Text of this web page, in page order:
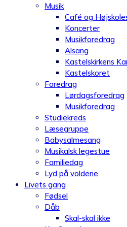
Musik
Café og
Koncerter
Musikforedrag
Alsang
Kastelskirkens
Kastelskoret
Foredrag
Lørdagsforedrag
Musikforedrag
Studiekreds
Læsegruppe
Babysalmesang
Musikalsk legestue
Familiedag
Lyd på voldene
Livets gang
Fødsel
Dåb
Skal-skal ikke